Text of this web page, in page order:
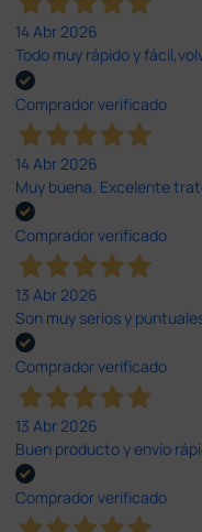
14 Abr 2026
Todo muy rápido y
Comprador verificado
14 Abr 2026
Muy buena. Excelente
Comprador verificado
13 Abr 2026
Son muy serios y
Comprador verificado
13 Abr 2026
Buen producto y envío
Comprador verificado